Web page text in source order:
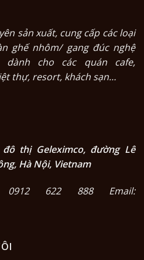
sản xuất, cung cấp các loại
ghế nhôm/ gang đúc nghệ
cho các quán cafe,
thự, resort, khách sạn…
thị Geleximco, đường Lê
Hà Nội, Vietnam
0912 622 888 Email: